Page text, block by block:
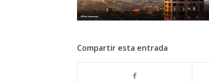
Compartir esta entrada